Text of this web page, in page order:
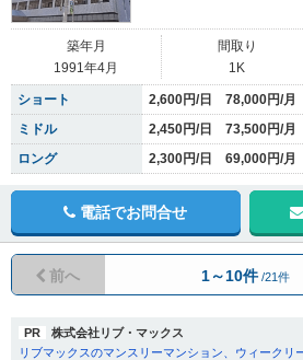
築年月
1991年4月
間取り
1K
ショート
2,600円/日 78,000円/月
ミドル
2,450円/日 73,500円/月
ロング
2,300円/日 69,000円/月
電話でお問合せ
前へ 1～10件 /21件
PR
株式会社リブ・マックス
リブマックスのマンスリーマンション、ウィークリ